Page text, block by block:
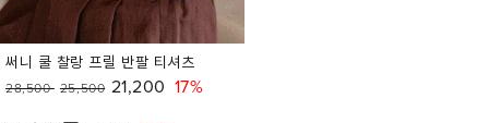
써니 쿨 찰랑 프릴 반팔 티셔츠
28,500 25,500 21,200 17%